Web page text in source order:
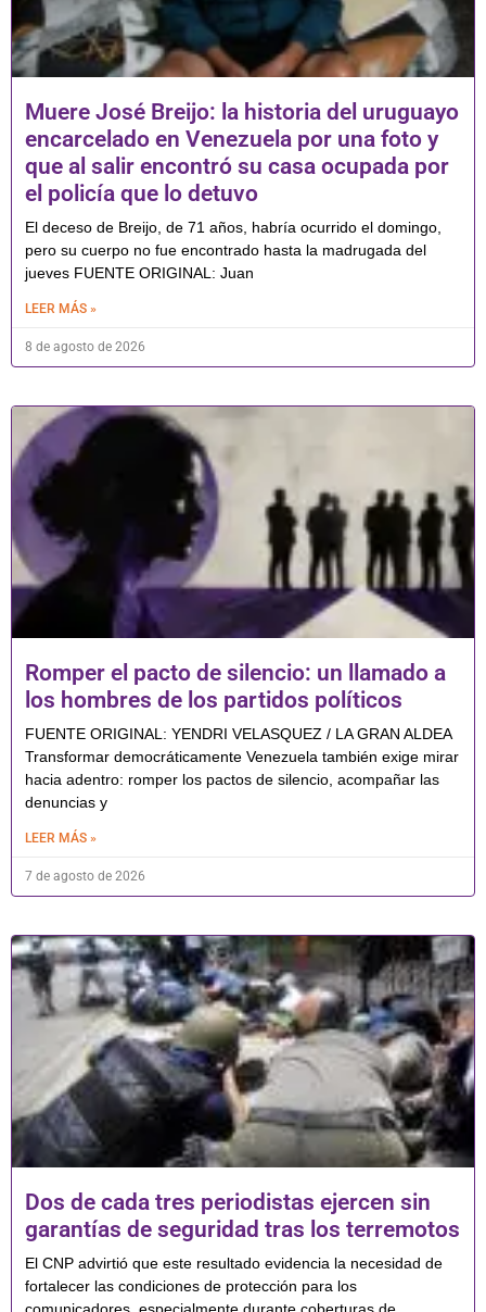
Muere José Breijo: la historia del uruguayo
encarcelado en Venezuela por una foto y
que al salir encontró su casa ocupada por
el policía que lo detuvo
El deceso de Breijo, de 71 años, habría ocurrido el domingo,
pero su cuerpo no fue encontrado hasta la madrugada del
jueves FUENTE ORIGINAL: Juan
LEER MÁS »
8 de agosto de 2026
Romper el pacto de silencio: un llamado a
los hombres de los partidos políticos
FUENTE ORIGINAL: YENDRI VELASQUEZ / LA GRAN ALDEA
Transformar democráticamente Venezuela también exige mirar
hacia adentro: romper los pactos de silencio, acompañar las
denuncias y
LEER MÁS »
7 de agosto de 2026
Dos de cada tres periodistas ejercen sin
garantías de seguridad tras los terremotos
El CNP advirtió que este resultado evidencia la necesidad de
fortalecer las condiciones de protección para los
comunicadores, especialmente durante coberturas de